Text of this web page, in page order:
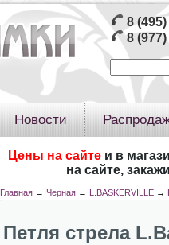
8
8
Новости
Цены на сайте и в
на сайте,
Главная →Черная → L.BASKERVILLE →
Петля стрела